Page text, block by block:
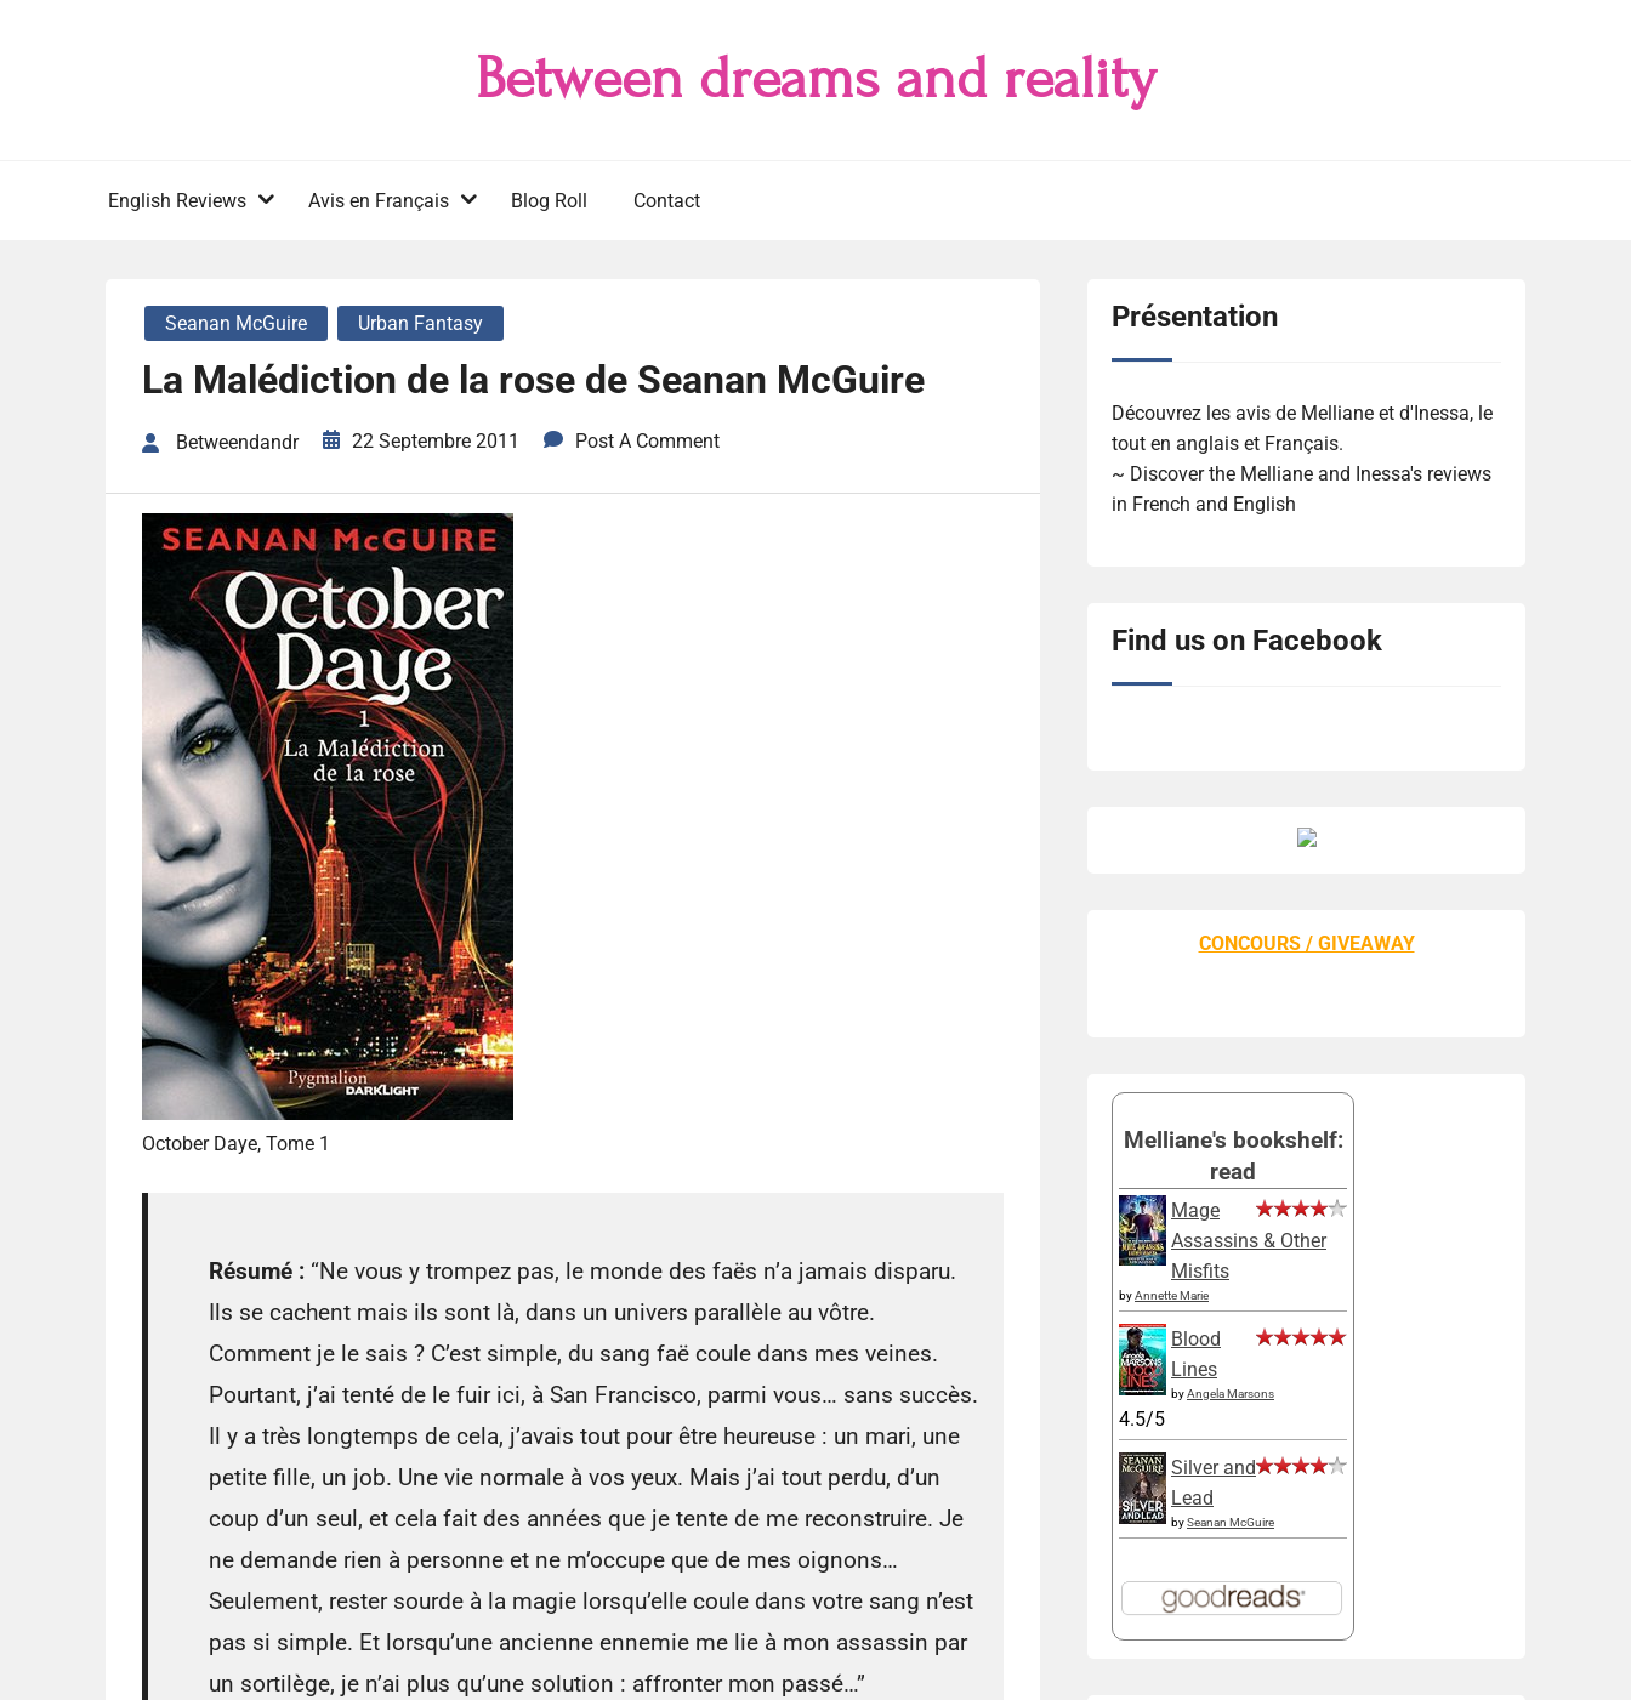
Between dreams and reality
English Reviews Avis en Français Blog Roll Contact
Seanan McGuire Urban Fantasy
La Malédiction de la rose de Seanan McGuire
Betweendandr 22 Septembre 2011 Post A Comment
October Daye, Tome 1
Résumé : “Ne vous y trompez pas, le monde des faës n’a jamais disparu.
Ils se cachent mais ils sont là, dans un univers parallèle au vôtre.
Comment je le sais ? C’est simple, du sang faë coule dans mes veines.
Pourtant, j’ai tenté de le fuir ici, à San Francisco, parmi vous… sans succès.
Il y a très longtemps de cela, j’avais tout pour être heureuse : un mari, une
petite fille, un job. Une vie normale à vos yeux. Mais j’ai tout perdu, d’un
coup d’un seul, et cela fait des années que je tente de me reconstruire. Je
ne demande rien à personne et ne m’occupe que de mes oignons…
Seulement, rester sourde à la magie lorsqu’elle coule dans votre sang n’est
pas si simple. Et lorsqu’une ancienne ennemie me lie à mon assassin par
un sortilège, je n’ai plus qu’une solution : affronter mon passé…”
Présentation
Découvrez les avis de Melliane et d'Inessa, le
tout en anglais et Français.
~ Discover the Melliane and Inessa's reviews
in French and English
Find us on Facebook
CONCOURS / GIVEAWAY
Melliane's bookshelf:
read
Mage
Assassins & Other
Misfits
byAnnette Marie
Blood
Lines
byAngela Marsons
4.5/5
Silver and
Lead
bySeanan McGuire